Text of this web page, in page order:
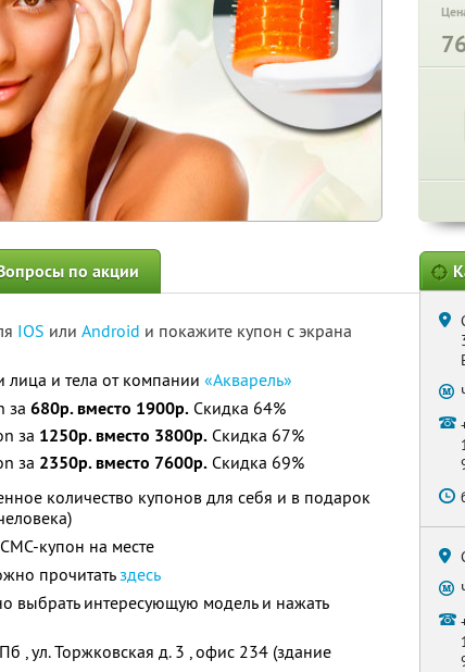
по акции
IOS или Android и покажите купон с экрана
и тела от компании «Акварель»
за 680р. вместо 1900р. Скидка 64%
за 1250р. вместо 3800р. Скидка 67%
за 2350р. вместо 7600р. Скидка 69%
количество купонов для себя и в подарок
купон на месте
прочитатьздесь
выбрать интересующую модель и нажать
, ул. Торжковская д. 3 , офис 234 (здание